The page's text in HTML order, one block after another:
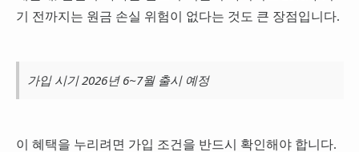
기 전까지는 원금 손실 위험이 없다는 것도 큰 장점입니다.
가입 시기 2026년 6~7월 출시 예정
이 혜택을 누리려면 가입 조건을 반드시 확인해야 합니다.